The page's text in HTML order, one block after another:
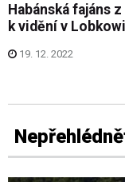
Habánská fajáns
k vidění v
19. 12. 2022